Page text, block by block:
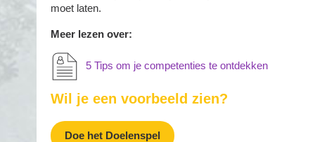
moet laten.
Meer lezen over:
5 Tips om je competenties te ontdekken
Wil je een voorbeeld zien?
Doe het Doelenspel